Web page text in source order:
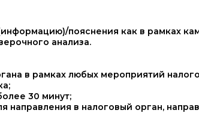
пояснения как в рамках
анализа.
в рамках любых мероприятий
30 минут;
в налоговый орган,